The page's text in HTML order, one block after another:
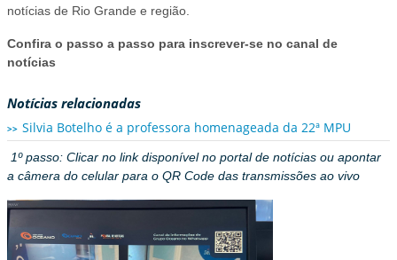
notícias de Rio Grande e região.
Confira o passo a passo para inscrever-se no canal de
notícias
Notícias relacionadas
Silvia Botelho é a professora homenageada da 22ª MPU
1º passo: Clicar no link disponível no portal de notícias ou apontar
a câmera do celular para o QR Code das transmissões ao vivo